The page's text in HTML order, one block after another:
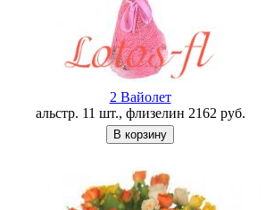
2 Вайолет
альстр. 11 шт., флизелин 2162 руб.